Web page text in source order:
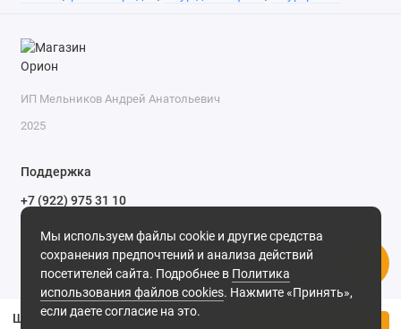
Мы используем файлы cookie и другие средства
сохранения предпочтений и анализа действий
посетителей сайта. Подробнее в Политика
использования файлов cookies. Нажмите «Принять»,
если даете согласие на это.
ИП Мельников Андрей Анатольевич
2025
Поддержка
+7 (922) 975 31 10
+7 (909) 144 34 47
пн-пт с 9-00 до 18-00 часов,
сб с 10-00 до 15-00 часов,
вс выходной
(MSK, UTC+3)